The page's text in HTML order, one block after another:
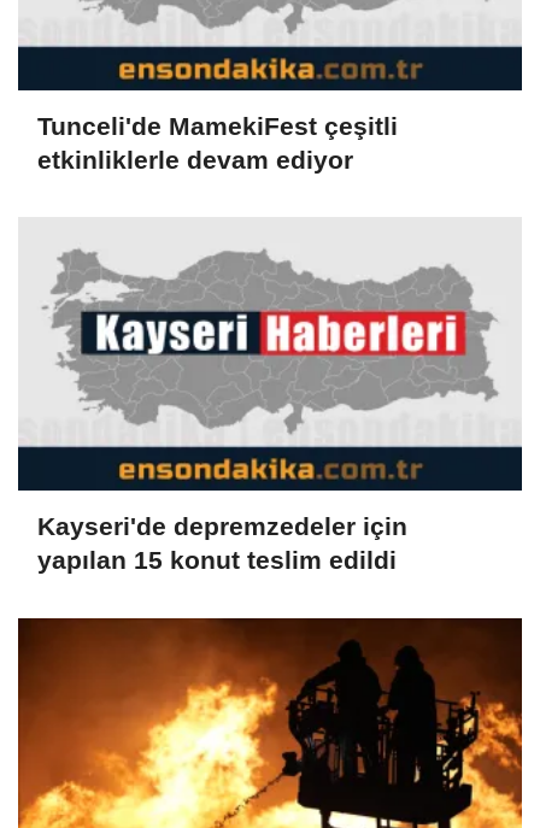
Tunceli'de MamekiFest çeşitli
etkinliklerle devam ediyor
Kayseri'de depremzedeler için
yapılan 15 konut teslim edildi